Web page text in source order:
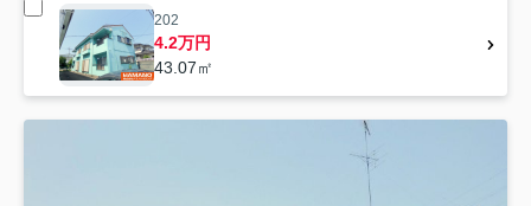
202
4.2万円
43.07㎡